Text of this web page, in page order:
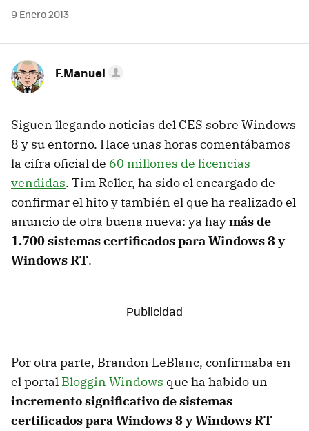
9 Enero 2013
F.Manuel
Siguen llegando noticias del CES sobre Windows
8 y su entorno. Hace unas horas comentábamos
la cifra oficial de 60 millones de licencias
vendidas. Tim Reller, ha sido el encargado de
confirmar el hito y también el que ha realizado el
anuncio de otra buena nueva: ya haymás de
1.700 sistemas certificados para Windows 8 y
Windows RT.
Por otra parte, Brandon LeBlanc, confirmaba en
el portal Bloggin Windows que ha habido un
incremento significativo de sistemas
certificados para Windows 8 y Windows RT